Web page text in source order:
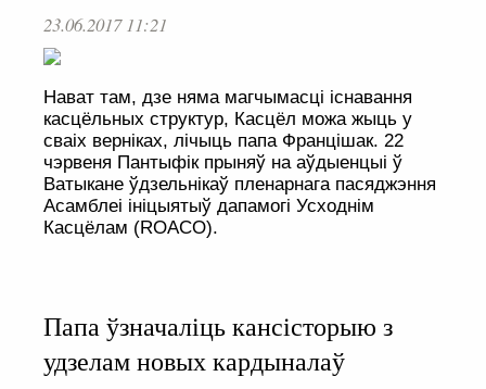
23.06.2017 11:21
Нават там, дзе няма магчымасці існавання
касцёльных структур, Касцёл можа жыць у
сваіх верніках, лічыць папа Францішак. 22
чэрвеня Пантыфік прыняў на аўдыенцыі ў
Ватыкане ўдзельнікаў пленарнага пасяджэння
Асамблеі ініцыятыў дапамогі Усходнім
Касцёлам (ROACO).
Папа ўзначаліць кансісторыю з
удзелам новых кардыналаў